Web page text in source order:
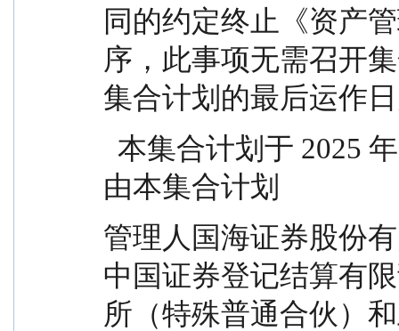
同的约定终止《资产
序，此事项无需召开
集合计划的最后运作
由本集合计划
管理人国海证券股份
中国证券登记结算有
所（特殊普通合伙）